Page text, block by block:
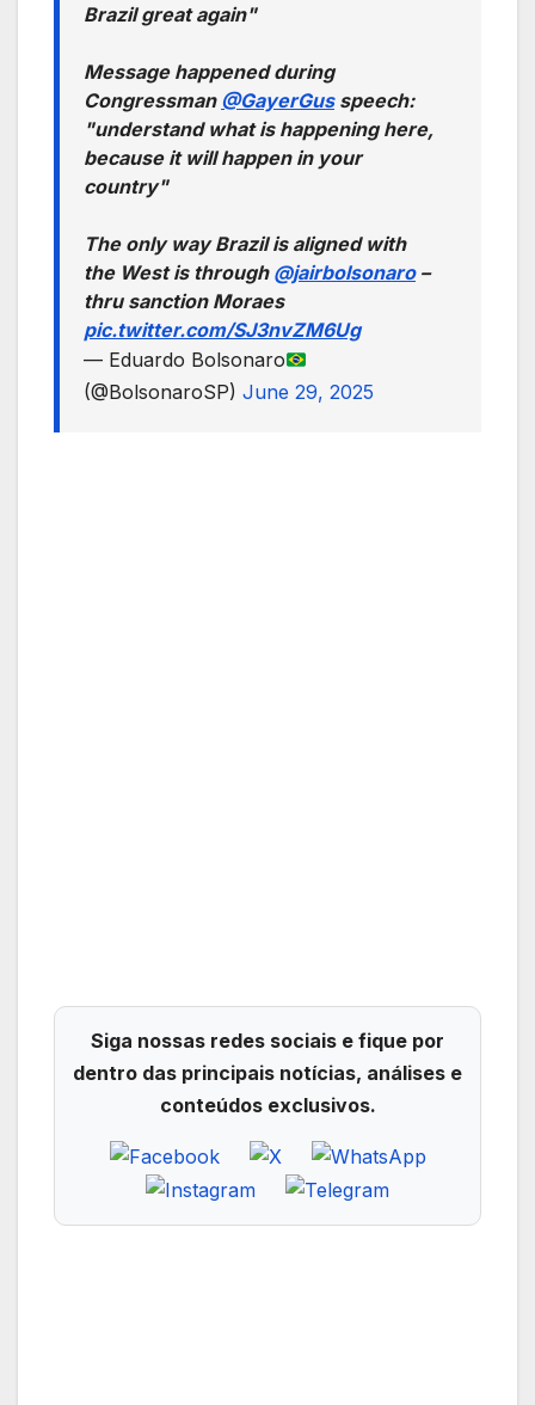
Brazil great again"
Message happened during
Congressman @GayerGusspeech:
"understand what is happening here,
because it will happen in your
country"
The only way Brazil is aligned with
the West is through @jairbolsonaro–
thru sanction Moraes
pic.twitter.com/SJ3nvZM6Ug
— Eduardo Bolsonaro
(@BolsonaroSP) June 29, 2025
Siga nossas redes sociais e fique por
dentro das principais notícias, análises e
conteúdos exclusivos.